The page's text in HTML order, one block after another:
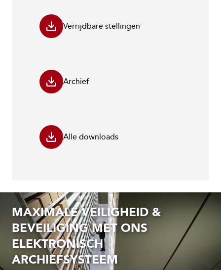
Verrijdbare stellingen
Archief
Alle downloads
MAXIMALE VEILIGHEID &
BEVEILIGING MET ONS
ELEKTRONISCH
ARCHIEFSYSTEEM